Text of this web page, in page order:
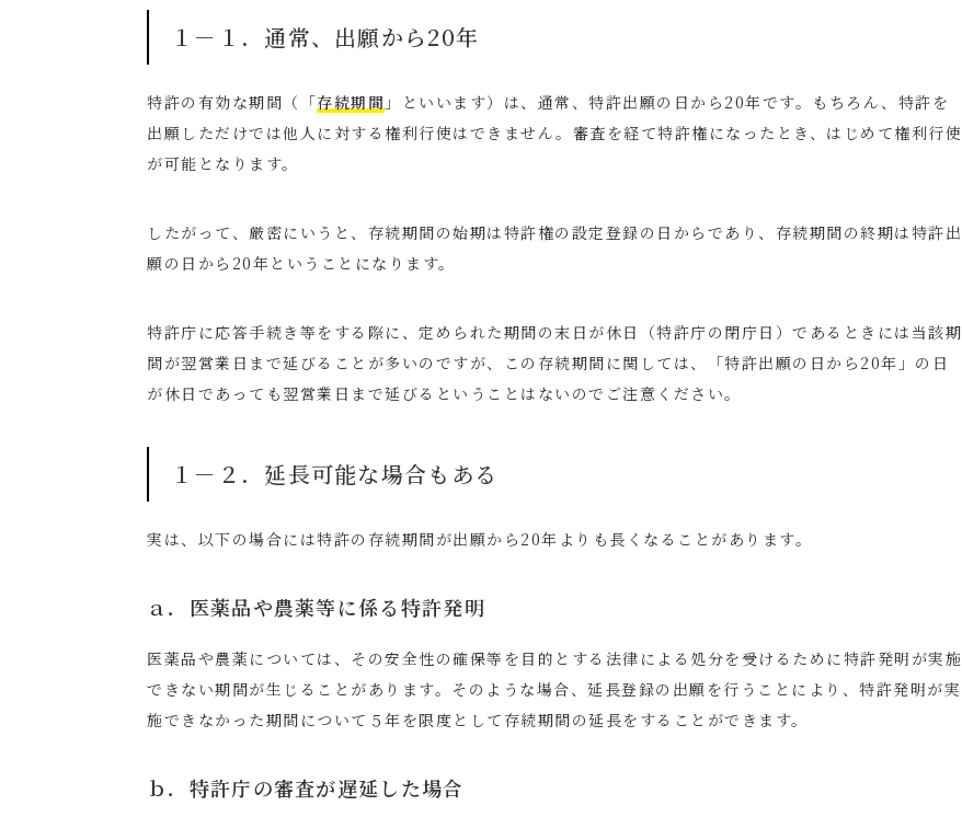
１－１．通常、出願から20年
特許の有効な期間（「存続期間 」といいます）は、通常、特許出願の日から 20年です。もちろん、特許を
出願しただけでは他人に対する権利行使はできません。審査を経て特許権になったとき、はじめて権利行使
が可能となります。
したがって、厳密にいうと、存続期間の始期は特許権の設定登録の日からであり、存続期間の終期は特許出
願の日から 20年ということになります。
特許庁に応答手続き等をする際に、定められた期間の末日が休日（特許庁の閉庁日）であるときには当該期
間が翌営業日まで延びることが多いのですが、この存続期間に関しては、「特許出願の日から 20年」の日
が休日であっても翌営業日まで延びるということはないのでご注意ください。
１－２．延長可能な場合もある
実は、以下の場合には特許の存続期間が出願から 20年よりも長くなることがあります。
ａ．医薬品や農薬等に係る特許発明
医薬品や農薬については、その安全性の確保等を目的とする法律による処分を受けるために特許発明が実施
できない期間が生じることがあります。そのような場合、延長登録の出願を行うことにより、特許発明が実
施できなかった期間について５年を限度として存続期間の延長をすることができます。
ｂ．特許庁の審査が遅延した場合